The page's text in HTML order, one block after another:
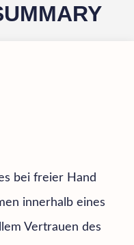
bei freier Hand
innerhalb eines
Vertrauen des